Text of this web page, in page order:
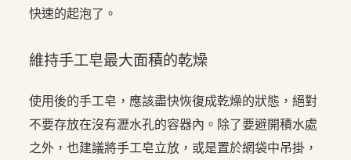
快速的起泡了。
維持手工皂最大面積的乾燥
使用後的手工皂，應該盡快恢復成乾燥的狀態，絕對
不要存放在沒有瀝水孔的容器內。除了要避開積水處
之外，也建議將手工皂立放，或是置於網袋中吊掛，